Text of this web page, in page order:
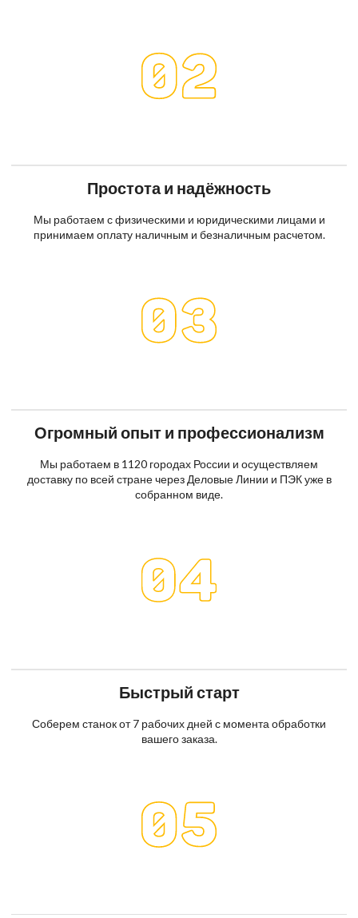
Простота и надёжность
Мы работаем с физическими и юридическими лицами и
принимаем оплату наличным и безналичным расчетом.
Огромный опыт и профессионализм
Мы работаем в 1120 городах России и осуществляем
доставку по всей стране через Деловые Линии и ПЭК уже в
собранном виде.
Быстрый старт
Соберем станок от 7 рабочих дней с момента обработки
вашего заказа.